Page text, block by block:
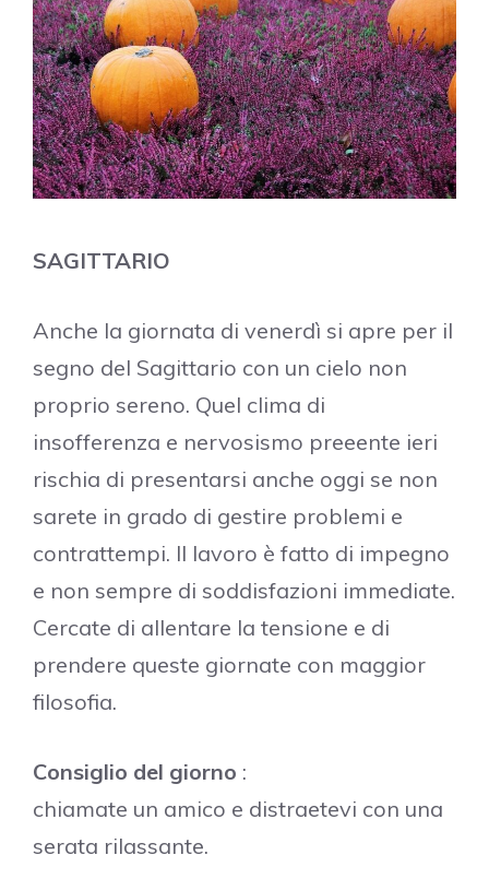
SAGITTARIO
Anche la giornata di venerdì si apre per il
segno del Sagittario con un cielo non
proprio sereno. Quel clima di
insofferenza e nervosismo preeente ieri
rischia di presentarsi anche oggi se non
sarete in grado di gestire problemi e
contrattempi. Il lavoro è fatto di impegno
e non sempre di soddisfazioni immediate.
Cercate di allentare la tensione e di
prendere queste giornate con maggior
filosofia.
Consiglio del giorno :
chiamate un amico e distraetevi con una
serata rilassante.